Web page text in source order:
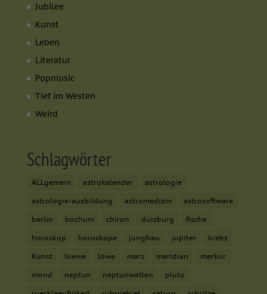
Jubilee
Kunst
Leben
Literatur
Popmusic
Tief im Westen
Weird
Schlagwörter
ALLgemein astrokalender astrologie
astrologie-ausbildung astromedizin astrosoftware
berlin bochum chiron duisburg fische
horoskop horoskope jungfrau jupiter krebs
Kunst loewe löwe mars meridian merkur
mond neptun neptunwelten pluto